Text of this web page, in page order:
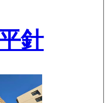
針